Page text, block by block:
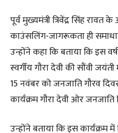
पूर्व मुख्यमंत्री त्रिवेंद्र सिंह
काउंसलिंग-जागरूकता ही
उन्होंने कहा कि बताया कि इस
स्वर्गीय गौरा देवी की सौंवी
15 नवंबर को जनजाति गौरव
कार्यक्रम गौरा देवी ओर जनजाति
उन्होंने बताया कि इस कार्यक्रम में